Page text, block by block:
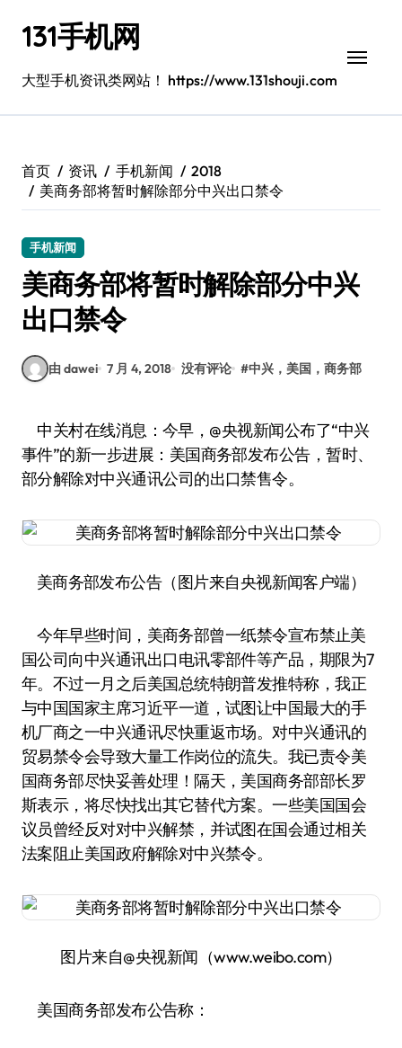
131手机网
大型手机资讯类网站！ https://www.131shouji.com
首页 资讯 手机新闻
2018
美商务部将暂时解除部分中兴出口禁令
手机新闻
美商务部将暂时解除部分中兴
出口禁令
由 dawei 7 月 4, 2018 没有评论 #中兴，美国，商务部
中关村在线消息：今早，@央视新闻公布了“中兴
事件”的新一步进展：美国商务部发布公告，暂时、
部分解除对中兴通讯公司的出口禁售令。
美商务部发布公告（图片来自央视新闻客户端）
今年早些时间，美商务部曾一纸禁令宣布禁止美
国公司向中兴通讯出口电讯零部件等产品，期限为7
年。不过一月之后美国总统特朗普发推特称，我正
与中国国家主席习近平一道，试图让中国最大的手
机厂商之一中兴通讯尽快重返市场。对中兴通讯的
贸易禁令会导致大量工作岗位的流失。我已责令美
国商务部尽快妥善处理！隔天，美国商务部部长罗
斯表示，将尽快找出其它替代方案。一些美国国会
议员曾经反对对中兴解禁，并试图在国会通过相关
法案阻止美国政府解除对中兴禁令。
图片来自@央视新闻（www.weibo.com）
美国商务部发布公告称：